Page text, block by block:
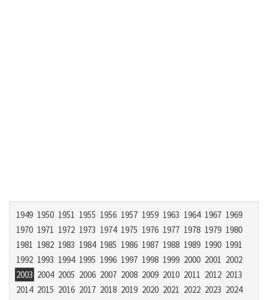
1949 1950 1951 1955 1956 1957 1959 1963 1964 1967 1969
1970 1971 1972 1973 1974 1975 1976 1977 1978 1979 1980
1981 1982 1983 1984 1985 1986 1987 1988 1989 1990 1991
1992 1993 1994 1995 1996 1997 1998 1999 2000 2001 2002
2003 2004 2005 2006 2007 2008 2009 2010 2011 2012 2013
2014 2015 2016 2017 2018 2019 2020 2021 2022 2023 2024